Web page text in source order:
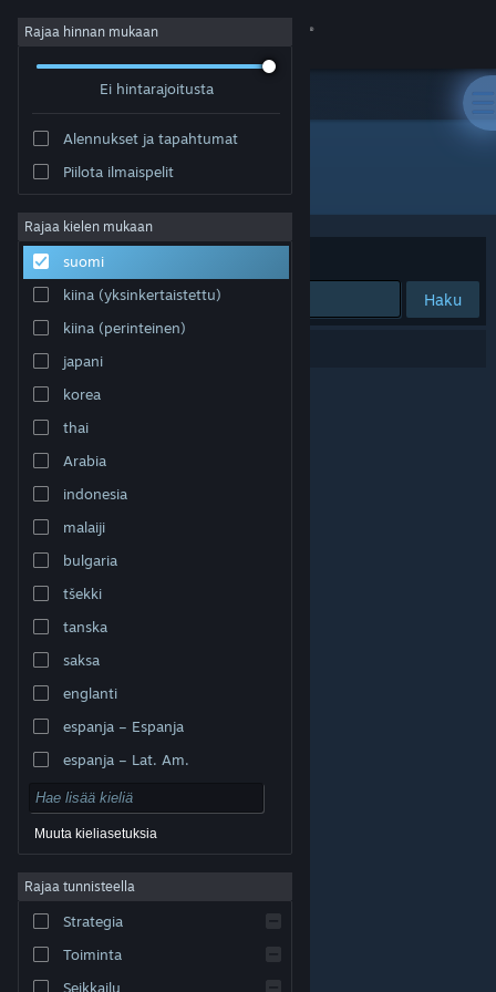
Kirjaudu sisään
Tietoa
Tuki
Vaihda kieli
Hanki Steam-mobiilisovellus
Näytä työpöytäsivusto
© Valve Corporation. Kaikki oikeudet pidätetään. Kaikki
Yhdysvalloissa ja kaikkialla maailmassa.
Helppokäyttötoiminnot
Hyvitykset|Evästeet
Rajaa hinnan mukaan
Ei hintarajoitusta
Alennukset ja tapahtumat
Piilota ilmaispelit
Rajaa kielen mukaan
suomi
kiina (yksinkertaistettu)
kiina (perinteinen)
japani
korea
thai
Arabia
indonesia
malaiji
bulgaria
tšekki
tanska
saksa
englanti
espanja – Espanja
espanja – Lat. Am.
Muuta kieliasetuksia
Rajaa tunnisteella
Strategia
Toiminta
Seikkailu
"空の帝国 Airborne Empire"
Järjestelyperuste
Haku